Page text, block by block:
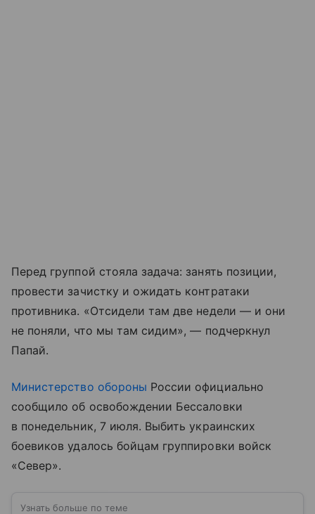
Перед группой стояла задача: занять позиции,
провести зачистку и ожидать контратаки
противника. «Отсидели там две недели — и они
не поняли, что мы там сидим», — подчеркнул
Папай.
Министерство обороны России официально
сообщило об освобождении Бессаловки
в понедельник, 7 июля. Выбить украинских
боевиков удалось бойцам группировки войск
«Север».
Узнать больше по теме